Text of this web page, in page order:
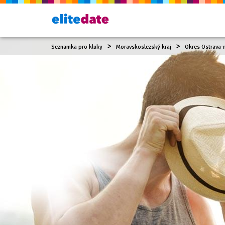
Seznamka pro kluky Moravskoslezský kraj Okres Ostrava-